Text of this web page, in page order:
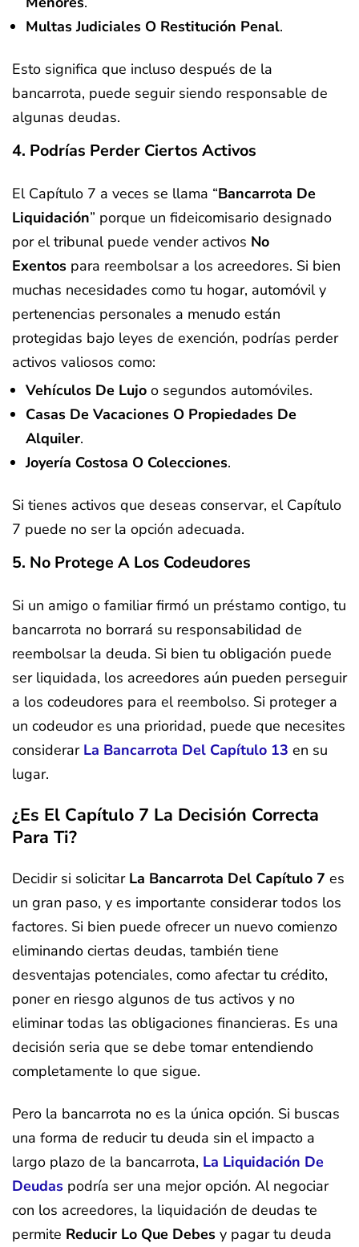
Multas Judiciales O Restitución Penal.
Esto significa que incluso después de la
bancarrota, puede seguir siendo responsable de
algunas deudas.
4. Podrías Perder Ciertos Activos
El Capítulo 7 a veces se llama “Bancarrota De
Liquidación” porque un fideicomisario designado
por el tribunal puede vender activos No
Exentos para reembolsar a los acreedores. Si bien
muchas necesidades como tu hogar, automóvil y
pertenencias personales a menudo están
protegidas bajo leyes de exención, podrías perder
activos valiosos como:
Vehículos De Lujo o segundos automóviles.
Casas De Vacaciones O Propiedades De
Alquiler.
Joyería Costosa O Colecciones.
Si tienes activos que deseas conservar, el Capítulo
7 puede no ser la opción adecuada.
5. No Protege A Los Codeudores
Si un amigo o familiar firmó un préstamo contigo, tu
bancarrota no borrará su responsabilidad de
reembolsar la deuda. Si bien tu obligación puede
ser liquidada, los acreedores aún pueden perseguir
a los codeudores para el reembolso. Si proteger a
un codeudor es una prioridad, puede que necesites
considerar La Bancarrota Del Capítulo 13 en su
lugar.
¿Es El Capítulo 7 La Decisión Correcta
Para Ti?
Decidir si solicitar La Bancarrota Del Capítulo 7 es
un gran paso, y es importante considerar todos los
factores. Si bien puede ofrecer un nuevo comienzo
eliminando ciertas deudas, también tiene
desventajas potenciales, como afectar tu crédito,
poner en riesgo algunos de tus activos y no
eliminar todas las obligaciones financieras. Es una
decisión seria que se debe tomar entendiendo
completamente lo que sigue.
Pero la bancarrota no es la única opción. Si buscas
una forma de reducir tu deuda sin el impacto a
largo plazo de la bancarrota, La Liquidación De
Deudas podría ser una mejor opción. Al negociar
con los acreedores, la liquidación de deudas te
permite Reducir Lo Que Debes y pagar tu deuda